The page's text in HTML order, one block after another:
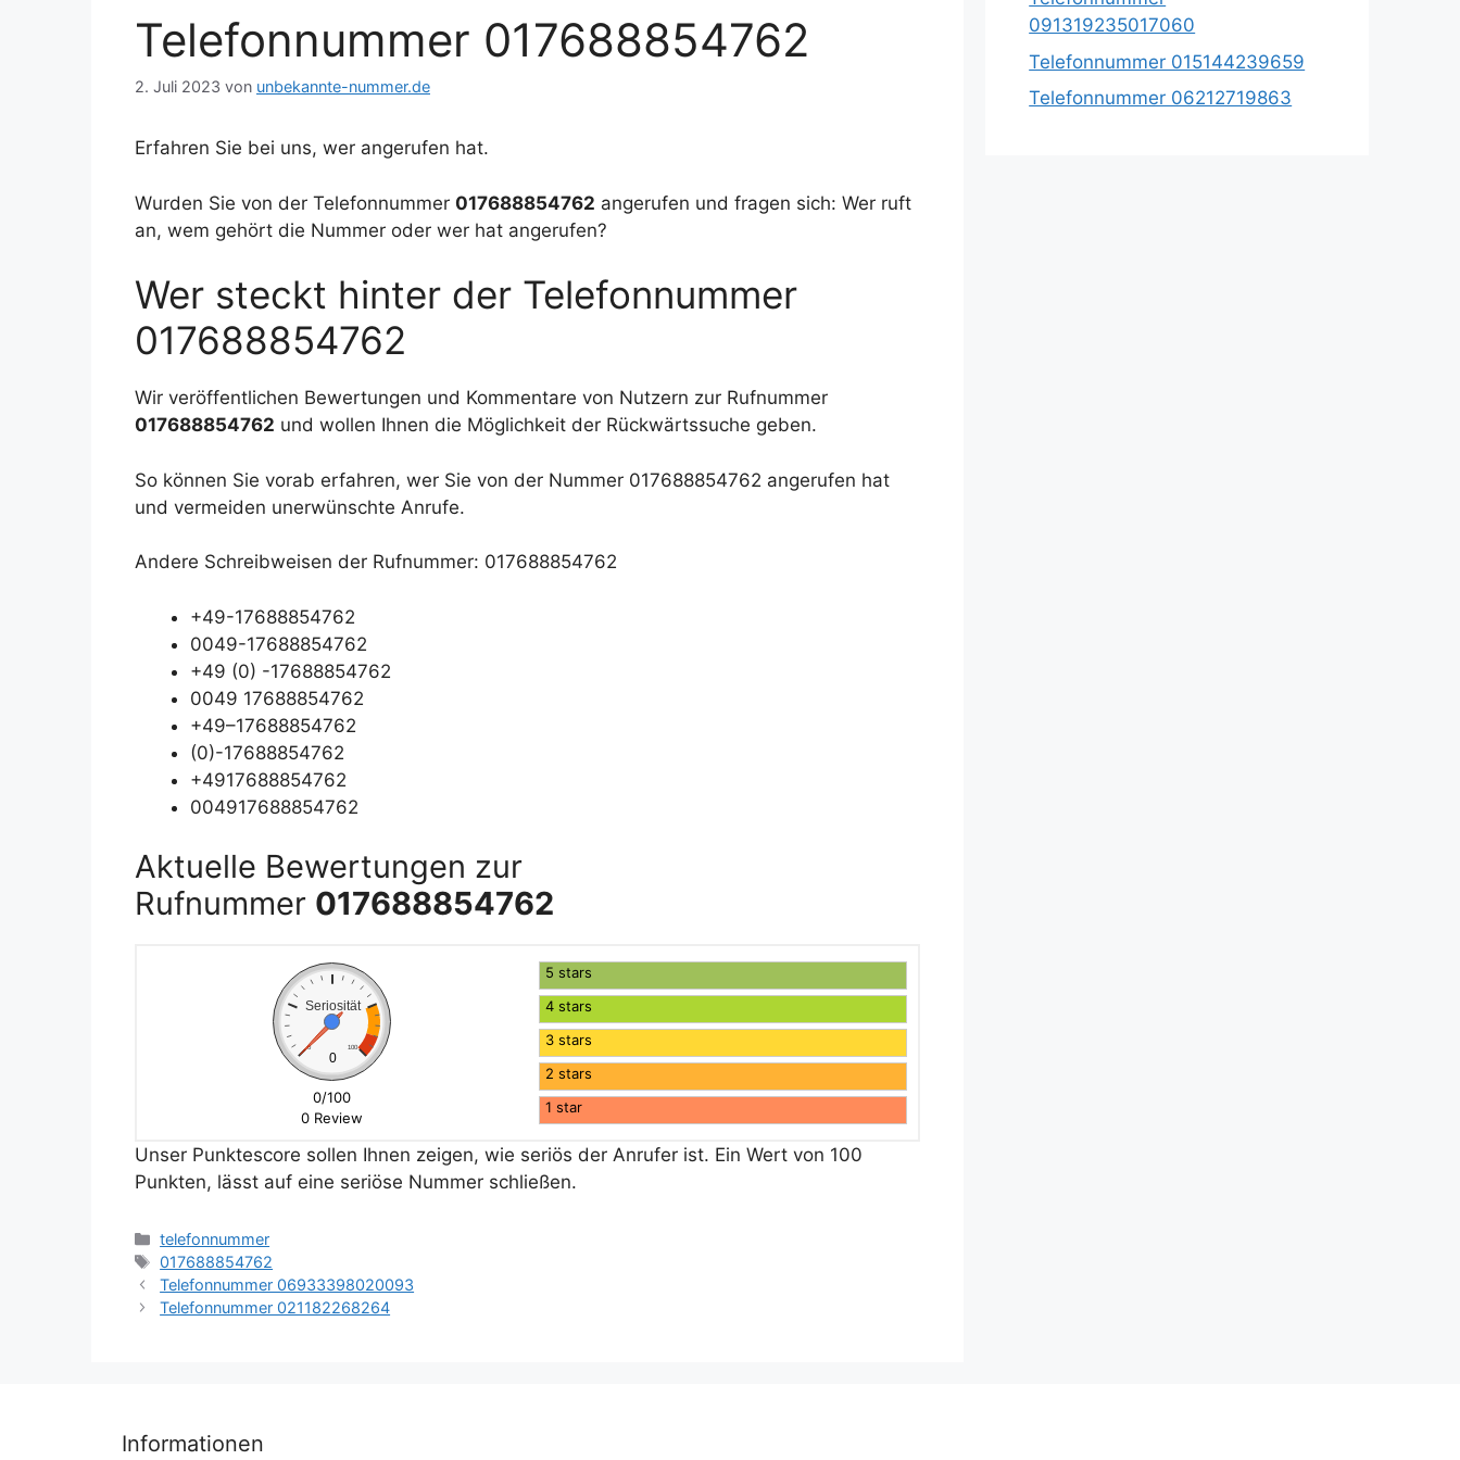
Telefonnummer 017688854762
2. Juli 2023 von unbekannte-nummer.de
Erfahren Sie bei uns, wer angerufen hat.
Wurden Sie von der Telefonnummer 017688854762 angerufen und fragen sich: Wer ruft
an, wem gehört die Nummer oder wer hat angerufen?
Wer steckt hinter der Telefonnummer
017688854762
Wir veröffentlichen Bewertungen und Kommentare von Nutzern zur Rufnummer
017688854762 und wollen Ihnen die Möglichkeit der Rückwärtssuche geben.
So können Sie vorab erfahren, wer Sie von der Nummer 017688854762 angerufen hat
und vermeiden unerwünschte Anrufe.
Andere Schreibweisen der Rufnummer: 017688854762
+49-17688854762
0049-17688854762
+49 (0) -17688854762
0049 17688854762
+49–17688854762
(0)-17688854762
+4917688854762
004917688854762
Aktuelle Bewertungen zur
Rufnummer 017688854762
Seriosität
0 100
0
0/100
0 Review
5 stars
4 stars
3 stars
2 stars
1 star
Unser Punktescore sollen Ihnen zeigen, wie seriös der Anrufer ist. Ein Wert von 100
Punkten, lässt auf eine seriöse Nummer schließen.
Kategorien
telefonnummer
Schlagwörter
017688854762
Telefonnummer 06933398020093
Telefonnummer 021182268264
091319235017060
Telefonnummer 015144239659
Telefonnummer 06212719863
Informationen